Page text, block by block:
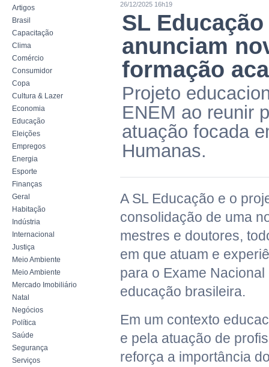
Artigos
Brasil
Capacitação
Clima
Comércio
Consumidor
Copa
Cultura & Lazer
Economia
Educação
Eleições
Empregos
Energia
Esporte
Finanças
Geral
Habitação
Indústria
Internacional
Justiça
Meio Ambiente
Meio Ambiente
Mercado Imobiliário
Natal
Negócios
Política
Saúde
Segurança
Serviços
26/12/2025 16h19
SL
anunciam
formação
Projeto
ENEM ao reunir
atuação focada
Humanas.
A SL Educação e o
consolidação de uma
mestres e doutores,
em que atuam e
para o Exame
educação brasileira.
Em um contexto
e pela atuação de
reforça a importância